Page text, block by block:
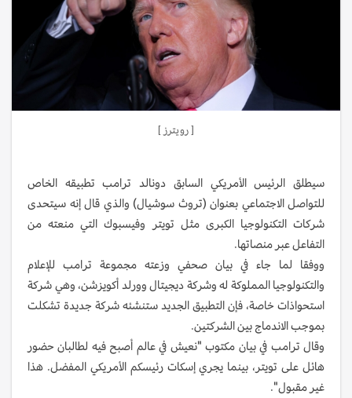
[ رويترز ]
سيطلق الرئيس الأمريكي السابق دونالد ترامب تطبيقه الخاص
للتواصل الاجتماعي بعنوان (تروث سوشيال) والذي قال إنه سيتحدى
شركات التكنولوجيا الكبرى مثل تويتر وفيسبوك التي منعته من
التفاعل عبر منصاتها.
ووفقا لما جاء في بيان صحفي وزعته مجموعة ترامب للإعلام
والتكنولوجيا المملوكة له وشركة ديجيتال وورلد أكويزشن، وهي شركة
استحواذات خاصة، فإن التطبيق الجديد ستنشئه شركة جديدة تشكلت
بموجب الاندماج بين الشركتين.
وقال ترامب في بيان مكتوب "نعيش في عالم أصبح فيه لطالبان حضور
هائل على تويتر، بينما يجري إسكات رئيسكم الأمريكي المفضل. هذا
غير مقبول".